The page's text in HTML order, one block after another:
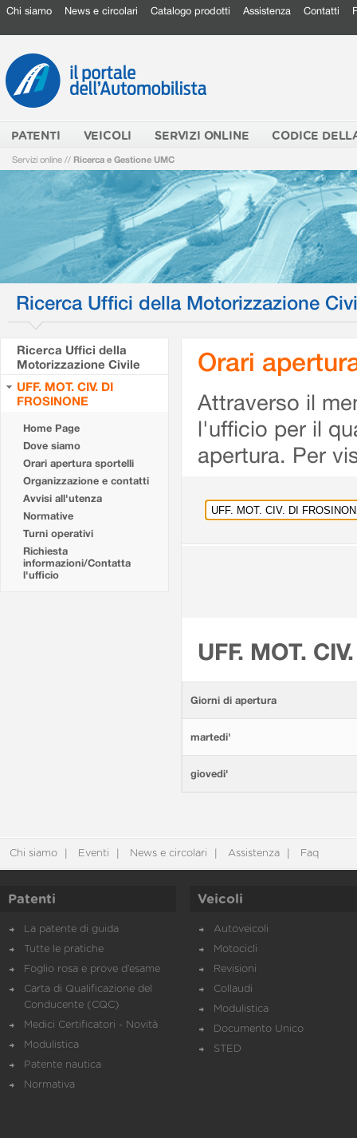
Chi siamo News e circolari Catalogo prodotti Assistenza Contatti
PATENTI VEICOLI SERVIZI ONLINE CODICE
Servizi online // Ricerca e Gestione UMC
Ricerca Uffici della Motorizzazione
Ricerca Uffici della
Motorizzazione Civile
UFF. MOT. CIV. DI
FROSINONE
Home Page
Dove siamo
Orari apertura sportelli
Organizzazione e contatti
Avvisi all'utenza
Normative
Turni operativi
Richiesta
informazioni/Contatta
l'ufficio
Orari
Attraverso il
l'ufficio per il
apertura. Per
UFF. MOT.
Giorni di apertura
martedi'
giovedi'
Chi siamo Eventi News e circolari Assistenza Faq
Patenti
La patente di guida
Tutte le pratiche
Foglio rosa e prove d’esame
Carta di Qualificazione del
Conducente (CQC)
Medici Certificatori - Novità
Modulistica
Patente nautica
Normativa
Veicoli
Autoveicoli
Motocicli
Revisioni
Collaudi
Modulistica
Documento Unico
STED